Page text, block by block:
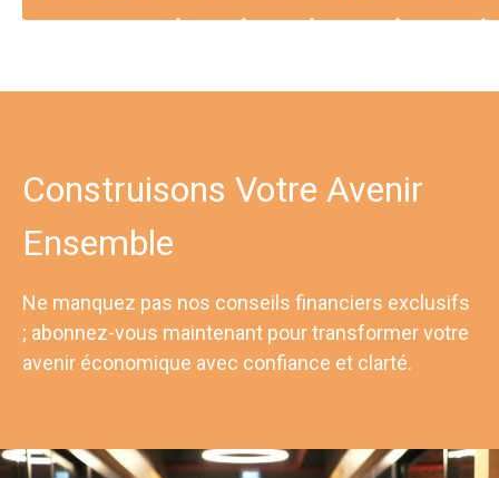
Construisons Votre Avenir
Ensemble
Ne manquez pas nos conseils financiers exclusifs
; abonnez-vous maintenant pour transformer votre
avenir économique avec confiance et clarté.